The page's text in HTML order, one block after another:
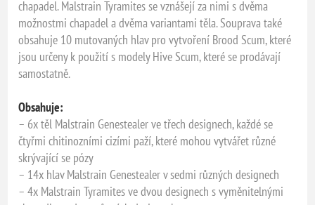
chapadel. Malstrain Tyramites se vznášejí za nimi s dvěma
možnostmi chapadel a dvěma variantami těla. Souprava také
obsahuje 10 mutovaných hlav pro vytvoření Brood Scum, které
jsou určeny k použití s modely Hive Scum, které se prodávají
samostatně.
Obsahuje:
– 6x těl Malstrain Genestealer ve třech designech, každé se
čtyřmi chitinozními cizími paží, které mohou vytvářet různé
skrývající se pózy
– 14x hlav Malstrain Genestealer v sedmi různých designech
– 4x Malstrain Tyramites ve dvou designech s vyměnitelnými